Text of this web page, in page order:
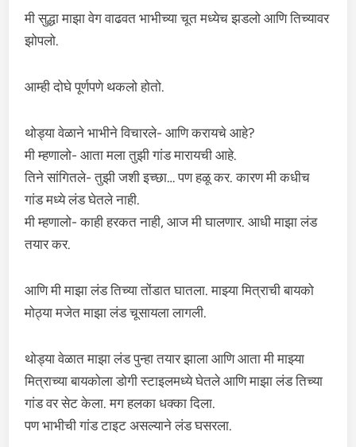
मी सुद्धा माझा वेग वाढवत भाभीच्या चूत मध्येच झडलो आणि तिच्यावर
झोपलो.
आम्ही दोघे पूर्णपणे थकलो होतो.
थोड्या वेळाने भाभीने विचारले- आणि करायचे आहे?
मी म्हणालो- आता मला तुझी गांड मारायची आहे.
तिने सांगितले- तुझी जशी इच्छा… पण हळू कर. कारण मी कधीच
गांड मध्ये लंड घेतले नाही.
मी म्हणालो- काही हरकत नाही, आज मी घालणार. आधी माझा लंड
तयार कर.
आणि मी माझा लंड तिच्या तोंडात घातला. माझ्या मित्राची बायको
मोठ्या मजेत माझा लंड चूसायला लागली.
थोड्या वेळात माझा लंड पुन्हा तयार झाला आणि आता मी माझ्या
मित्राच्या बायकोला डोगी स्टाइलमध्ये घेतले आणि माझा लंड तिच्या
गांड वर सेट केला. मग हलका धक्का दिला.
पण भाभीची गांड टाइट असल्याने लंड घसरला.